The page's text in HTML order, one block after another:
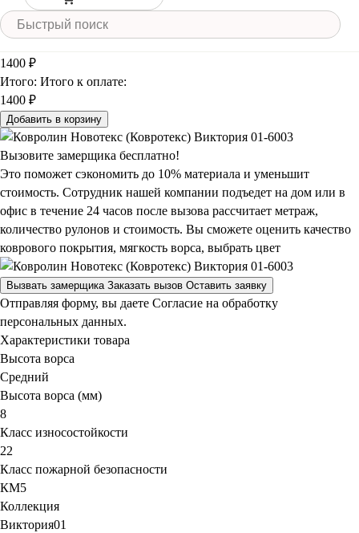
Кол-во в м2 Или укажите нужное количество в м2
+
2
1400 ₽
Итого: Итого к оплате:
1400 ₽
Добавить в корзину
Вызовите замерщика бесплатно!
Это поможет сэкономить до 10% материала и уменьшит
стоимость. Сотрудник нашей компании подъедет на дом или в
офис в течение 24 часов после вызова рассчитает метраж,
количество рулонов и стоимость. Вы сможете оценить качество
коврового покрытия, мягкость ворса, выбрать цвет
Вызвать замерщика Заказать вызов Оставить заявку
Отправляя форму, вы даете Согласие на обработку
персональных данных.
Характеристики товара
Высота ворса
Средний
Высота ворса (мм)
8
Класс износостойкости
22
Класс пожарной безопасности
КМ5
Коллекция
Виктория01